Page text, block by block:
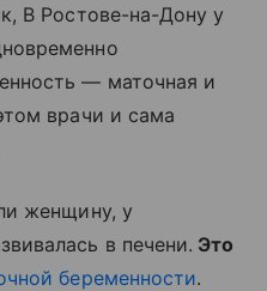
В Ростове-на-Дону у
— маточная и
врачи и сама
женщину, у
в печени. Это
беременности.